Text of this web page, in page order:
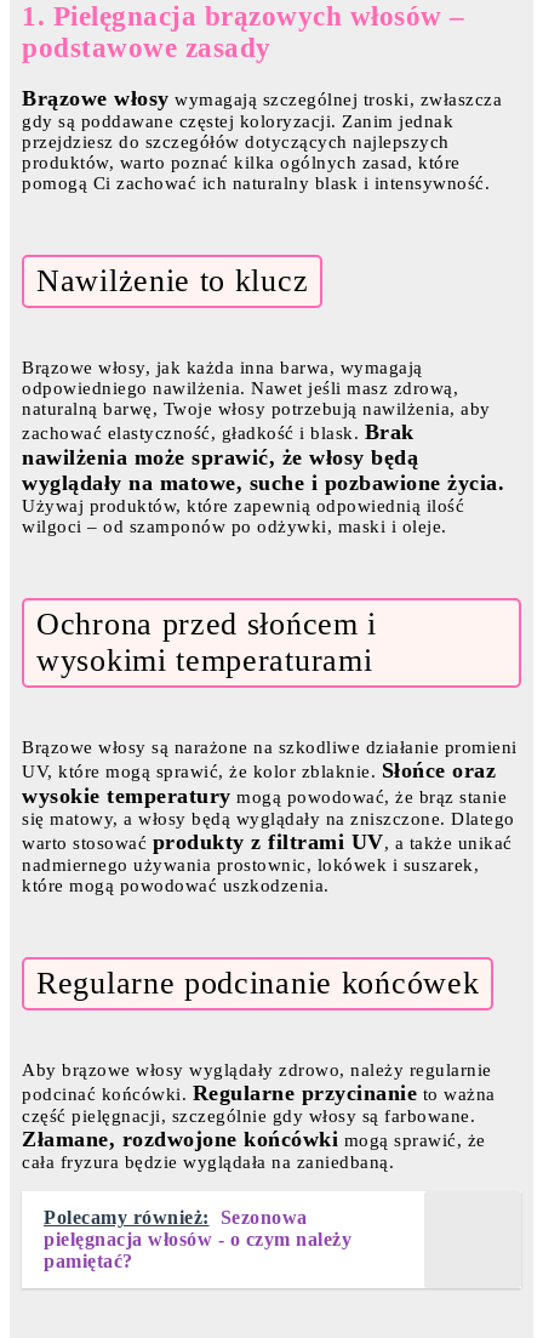
1. Pielęgnacja brązowych włosów –
podstawowe zasady
Brązowe włosy wymagają szczególnej troski, zwłaszcza
gdy są poddawane częstej koloryzacji. Zanim jednak
przejdziesz do szczegółów dotyczących najlepszych
produktów, warto poznać kilka ogólnych zasad, które
pomogą Ci zachować ich naturalny blask i intensywność.
Nawilżenie to klucz
Brązowe włosy, jak każda inna barwa, wymagają
odpowiedniego nawilżenia. Nawet jeśli masz zdrową,
naturalną barwę, Twoje włosy potrzebują nawilżenia, aby
zachować elastyczność, gładkość i blask. Brak
nawilżenia może sprawić, że włosy będą
wyglądały na matowe, suche i pozbawione życia.
Używaj produktów, które zapewnią odpowiednią ilość
wilgoci – od szamponów po odżywki, maski i oleje.
Ochrona przed słońcem i
wysokimi temperaturami
Brązowe włosy są narażone na szkodliwe działanie promieni
UV, które mogą sprawić, że kolor zblaknie. Słońce oraz
wysokie temperatury mogą powodować, że brąz stanie
się matowy, a włosy będą wyglądały na zniszczone. Dlatego
warto stosować produkty z filtrami UV, a także unikać
nadmiernego używania prostownic, lokówek i suszarek,
które mogą powodować uszkodzenia.
Regularne podcinanie końcówek
Aby brązowe włosy wyglądały zdrowo, należy regularnie
podcinać końcówki. Regularne przycinanie to ważna
część pielęgnacji, szczególnie gdy włosy są farbowane.
Złamane, rozdwojone końcówki mogą sprawić, że
cała fryzura będzie wyglądała na zaniedbaną.
Polecamy również:
Sezonowa
pielęgnacja włosów - o czym należy
pamiętać?